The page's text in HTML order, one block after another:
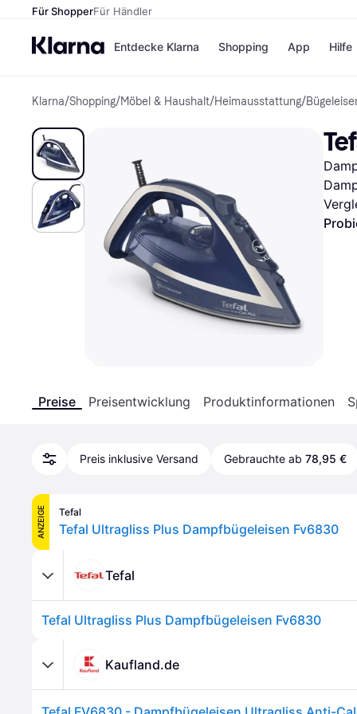
Für ShopperFür Händler
Entdecke Klarna
Zahlungsmethoden
Bezahle in bis zu 30
Tagen
Ratenzahlung
Shopping
Shops
eBay
Temu
SHEIN
App Hilfe
Klarna/Shopping/Möbel & Haushalt/Heimausstattung/
Preise Preisentwicklung Produktinformationen
Preis inklusive Versand Gebrauchte ab 78,95 €
ANZEIGE Tefal
Tefal Ultragliss Plus Dampfbügeleisen Fv6830
Tefal
Tefal Ultragliss Plus Dampfbügeleisen Fv6830
Kaufland.de